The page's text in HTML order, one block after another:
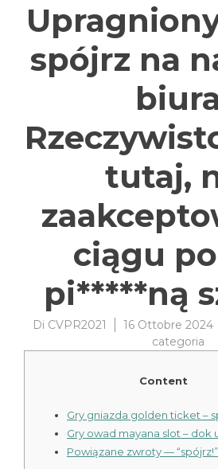
spójrz na
tutaj,
ciągu
pi*****ną
Di CVPR2021 16 Ottobre 2024
categoria
Content
Gry gniazda golden ticket –
Gry owad mayana slot – dok
Powiązane zwroty — “spójrz!”